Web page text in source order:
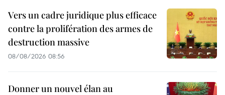
Vers un cadre juridique plus efficace
contre la prolifération des armes de
destruction massive
08/08/2026 08:56
Donner un nouvel élan au